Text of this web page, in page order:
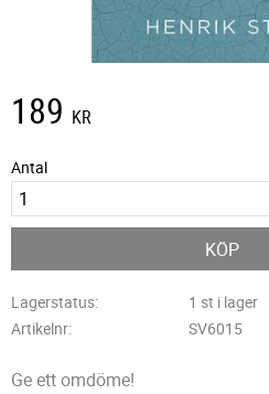
189 KR
Antal
KÖP
Lagerstatus
1 st i lager
Artikelnr
SV6015
Ge ett omdöme!